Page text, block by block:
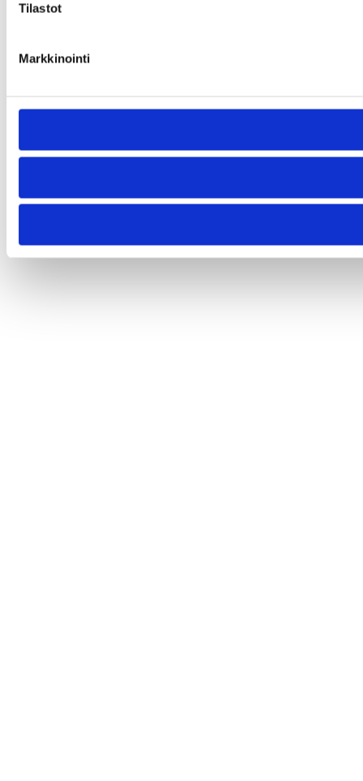
Tilastot
Markkinointi